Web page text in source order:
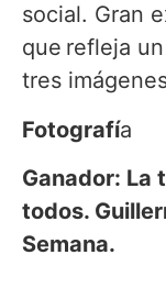
social. Gran
que refleja
tres
Fotografía
Ganador: La
todos.
Semana.